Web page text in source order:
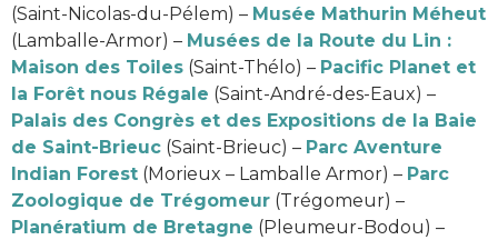
(Saint-Nicolas-du-Pélem) – Musée Mathurin Méheut
(Lamballe-Armor) – Musées de la Route du Lin :
Maison des Toiles (Saint-Thélo) – Pacific Planet et
la Forêt nous Régale (Saint-André-des-Eaux) –
Palais des Congrès et des Expositions de la Baie
de Saint-Brieuc (Saint-Brieuc) – Parc Aventure
Indian Forest (Morieux – Lamballe Armor) – Parc
Zoologique de Trégomeur (Trégomeur) –
Planératium de Bretagne (Pleumeur-Bodou) –